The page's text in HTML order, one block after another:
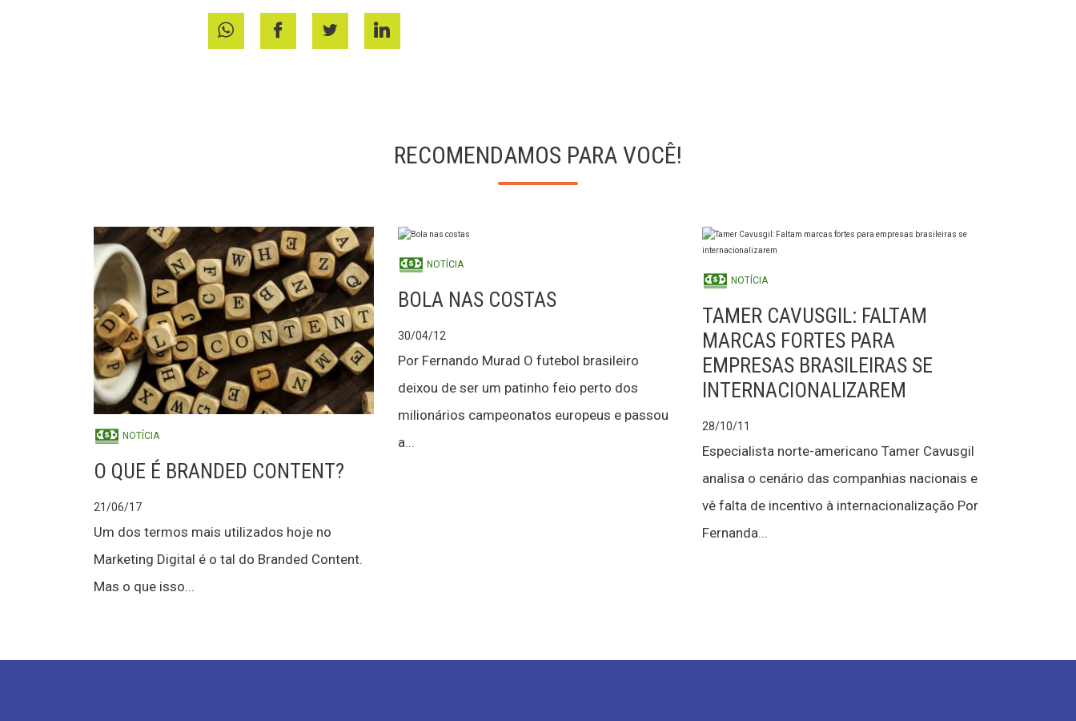
RECOMENDAMOS PARA VOCÊ!
NOTÍCIA
O QUE É BRANDED CONTENT?
21/06/17
Um dos termos mais utilizados hoje no
Marketing Digital é o tal do Branded Content.
Mas o que isso...
NOTÍCIA
BOLA NAS COSTAS
30/04/12
Por Fernando Murad O futebol brasileiro
deixou de ser um patinho feio perto dos
milionários campeonatos europeus e passou
a...
NOTÍCIA
TAMER CAVUSGIL: FALTAM
MARCAS FORTES PARA
EMPRESAS BRASILEIRAS SE
INTERNACIONALIZAREM
28/10/11
Especialista norte-americano Tamer Cavusgil
analisa o cenário das companhias nacionais e
vê falta de incentivo à internacionalização Por
Fernanda...